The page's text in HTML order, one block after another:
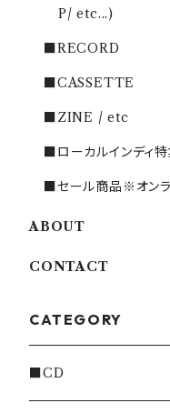
P/ etc...)
■RECORD
■CASSETTE
■ZINE / etc
■ローカルインディ特
■セール商品※オン
ABOUT
CONTACT
CATEGORY
■CD